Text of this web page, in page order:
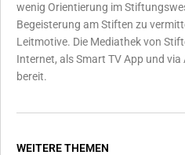
wenig Orientierung im
Begeisterung am Stiften zu
Leitmotive. Die Mediathek von
Internet, als Smart TV App und
bereit.
WEITERE THEMEN